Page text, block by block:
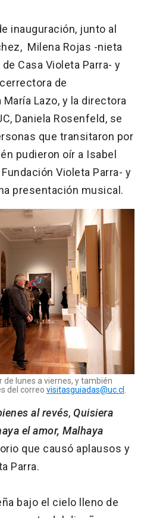
inauguración, junto al
Milena Rojas -nieta
Casa Violeta Parra- y
de
Lazo, y la directora
Daniela Rosenfeld, se
que transitaron por
pudieron oír a Isabel
Violeta Parra- y
presentación musical.
lunes a viernes, y también
del correo visitasguiadas@uc.cl
al revés, Quisiera
el amor, Malhaya
que causó aplausos y
Parra.
bajo el cielo lleno de